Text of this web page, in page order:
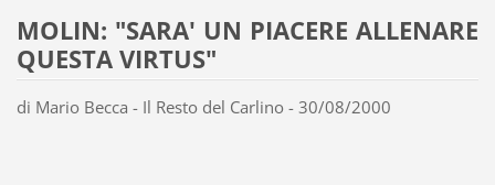
MOLIN: "SARA' UN PIACERE ALLENARE
QUESTA VIRTUS"
di Mario Becca - Il Resto del Carlino - 30/08/2000